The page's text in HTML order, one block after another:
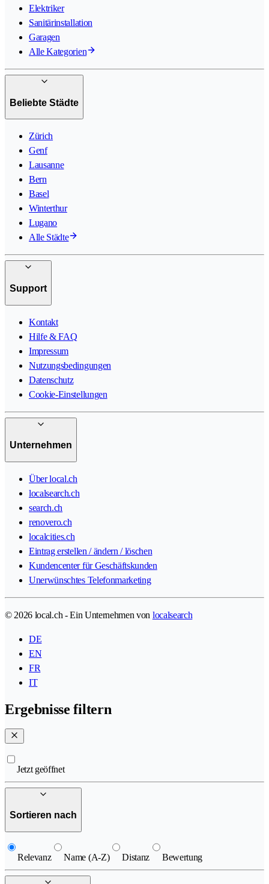
Elektriker
Sanitärinstallation
Garagen
Alle Kategorien
Beliebte Städte
Zürich
Genf
Lausanne
Bern
Basel
Winterthur
Lugano
Alle Städte
Support
Kontakt
Hilfe & FAQ
Impressum
Nutzungsbedingungen
Datenschutz
Cookie-Einstellungen
Unternehmen
Über local.ch
localsearch.ch
search.ch
renovero.ch
localcities.ch
Eintrag erstellen / ändern / löschen
Kundencenter für Geschäftskunden
Unerwünschtes Telefonmarketing
© 2026 local.ch - Ein Unternehmen von localsearch
DE
EN
FR
IT
Ergebnisse filtern
Jetzt geöffnet
Sortieren nach
Relevanz Name (A-Z) Distanz Bewertung